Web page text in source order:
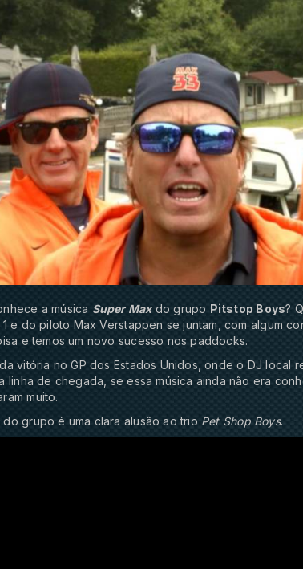
a música Super Maxdo grupo Pitstop Boys?
1 e do piloto Max Verstappen se juntam, com algum
e temos um novo sucesso nos paddocks.
vitória no GP dos Estados Unidos, onde o DJ local
linha de chegada, se essa música ainda não era
muito.
do grupo é uma clara alusão ao trio Pet Shop Boys.